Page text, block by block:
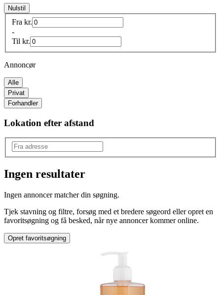
Nulstil
Fra kr.
-
Til kr.
Annoncør
Alle
Privat
Forhandler
Lokation efter afstand
Bluse
Mærke :
Mads Nørgaard
Ingen resultater
Ingen annoncer matcher din søgning.
Tjek stavning og filtre, forsøg med et bredere søgeord eller opret en
favoritsøgning og få besked, når nye annoncer kommer online.
Opret favoritsøgning